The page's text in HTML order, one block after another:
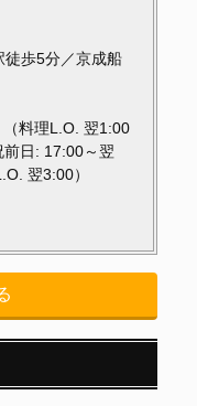
徒歩5分／京成船
料理L.O. 翌1:00
前日: 17:00～翌
翌3:00）